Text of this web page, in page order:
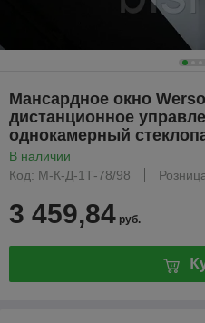
Мансардное окно
дистанционное
однокамерный
В наличии
Код: М-К-Д-1Т-78/98
3 459,84 руб.